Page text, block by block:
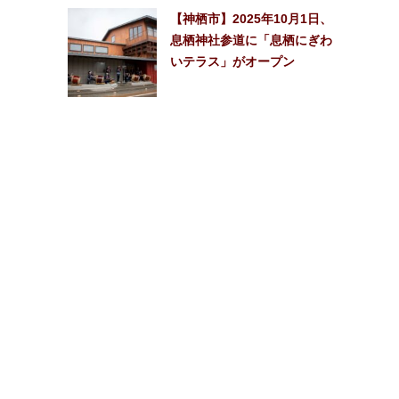
【神栖市】2025年10月1日、
息栖神社参道に「息栖にぎわ
いテラス」がオープン